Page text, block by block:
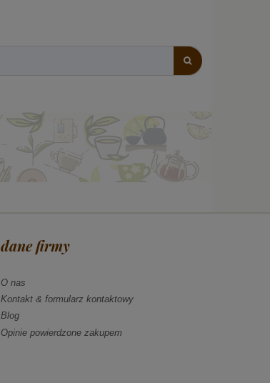
dane firmy
O nas
Kontakt & formularz kontaktowy
Blog
Opinie powierdzone zakupem